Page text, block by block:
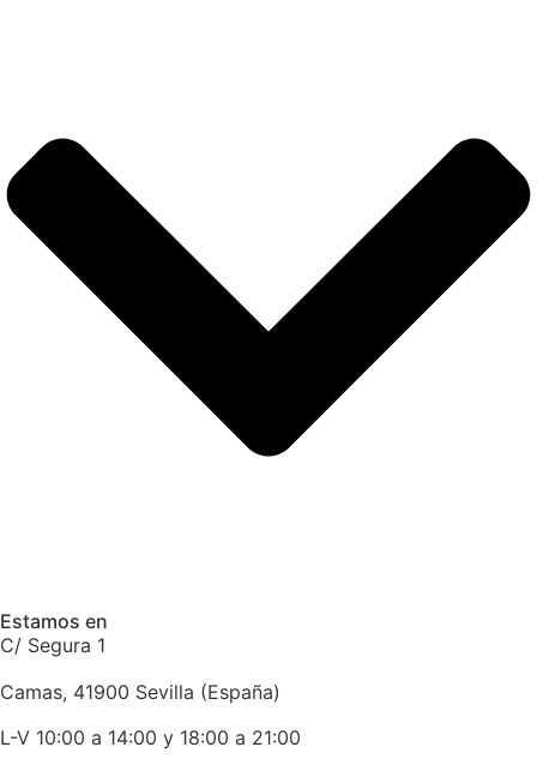
Estamos en
C/ Segura 1
Camas, 41900 Sevilla (España)
L-V 10:00 a 14:00 y 18:00 a 21:00